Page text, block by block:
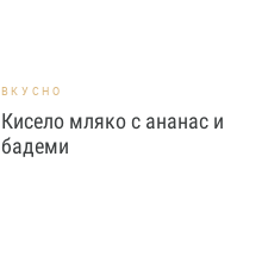
ВКУСНО
Кисело мляко с ананас и
бадеми